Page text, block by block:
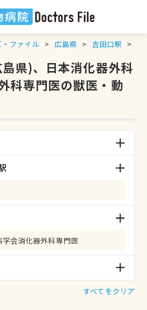
ファイル 広島県 吉田口駅
県)、日本消化器外科
科専門医の獣医・動
学会消化器外科専門医
すべてをクリア